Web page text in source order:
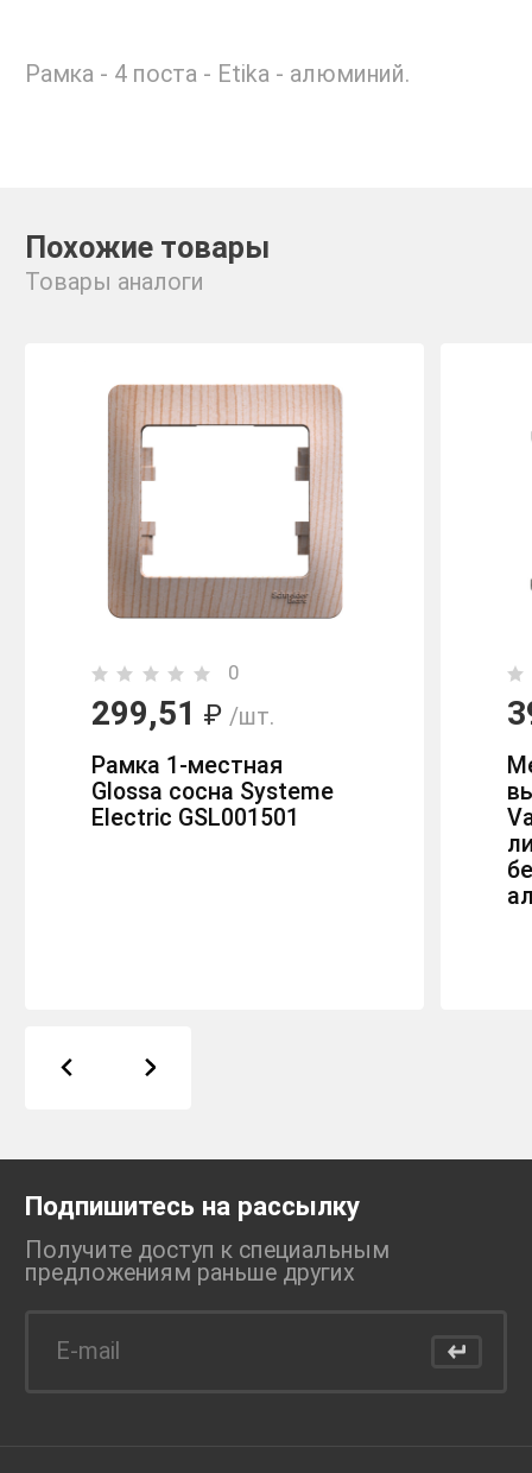
Рамка - 4 поста - Etika - алюминий.
Похожие товары
Товары аналоги
0
299,51 ₽ /шт.
Рамка 1-местная
Glossa сосна Systeme
Electric GSL001501
Подпишитесь на рассылку
Получите доступ к специальным
предложениям раньше других